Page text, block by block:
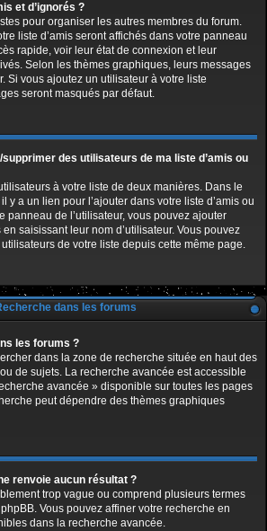
et d’ignorés ?
pour organiser les autres membres du forum.
liste d’amis seront affichés dans votre panneau
rapide, voir leur état de connexion et leur
Selon les thèmes graphiques, leurs messages
Si vous ajoutez un utilisateur à votre liste
seront masqués par défaut.
des utilisateurs de ma liste d’amis ou
à votre liste de deux manières. Dans le
y a un lien pour l’ajouter dans votre liste d’amis ou
panneau de l’utilisateur, vous pouvez ajouter
saisissant leur nom d’utilisateur. Vous pouvez
de votre liste depuis cette même page.
dans les forums
les forums ?
dans la zone de recherche située en haut des
de sujets. La recherche avancée est accessible
avancée » disponible sur toutes les pages
peut dépendre des thèmes graphiques
renvoie aucun résultat ?
trop vague ou comprend plusieurs termes
Vous pouvez affiner votre recherche en
dans la recherche avancée.